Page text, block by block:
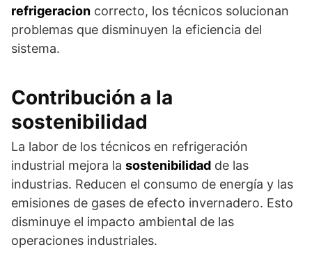
refrigeracion correcto, los técnicos solucionan
problemas que disminuyen la eficiencia del
sistema.
Contribución a la
sostenibilidad
La labor de los técnicos en refrigeración
industrial mejora la sostenibilidad de las
industrias. Reducen el consumo de energía y las
emisiones de gases de efecto invernadero. Esto
disminuye el impacto ambiental de las
operaciones industriales.